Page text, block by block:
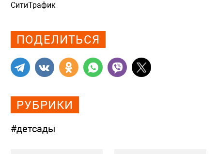
СитиТрафик
ПОДЕЛИТЬСЯ
РУБРИКИ
#детсады